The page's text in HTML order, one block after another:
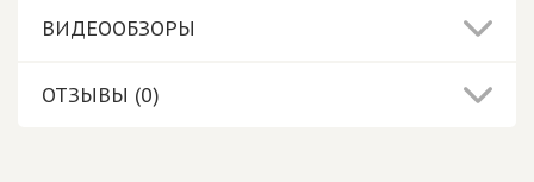
ВИДЕООБЗОРЫ
ОТЗЫВЫ (0)